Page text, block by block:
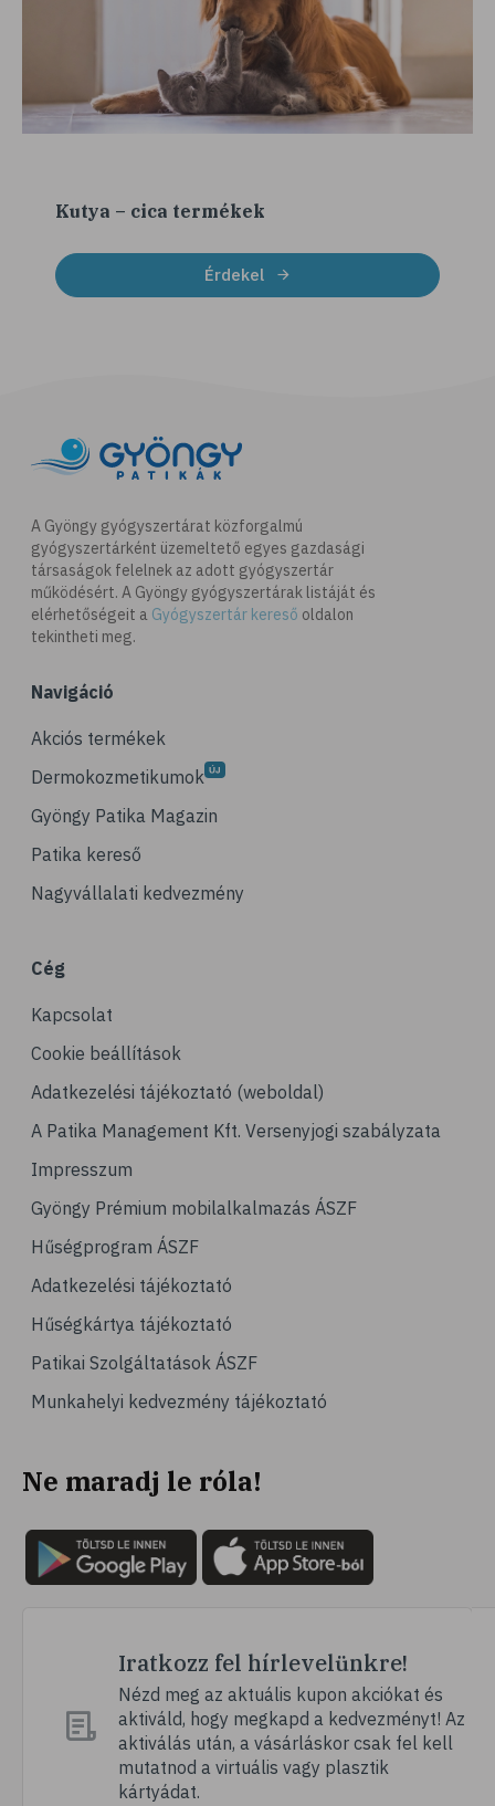
Kutya – cica termékek
Érdekel
A Gyöngy gyógyszertárat közforgalmú
gyógyszertárként üzemeltető egyes gazdasági
társaságok felelnek az adott gyógyszertár
működésért. A Gyöngy gyógyszertárak listáját és
elérhetőségeit a Gyógyszertár kereső oldalon
tekintheti meg.
Navigáció
Akciós termékek
Dermokozmetikumok
Gyöngy Patika Magazin
Patika kereső
Nagyvállalati kedvezmény
Cég
Kapcsolat
Cookie beállítások
Adatkezelési tájékoztató (weboldal)
A Patika Management Kft. Versenyjogi szabályzata
Impresszum
Gyöngy Prémium mobilalkalmazás ÁSZF
Hűségprogram ÁSZF
Adatkezelési tájékoztató
Hűségkártya tájékoztató
Patikai Szolgáltatások ÁSZF
Munkahelyi kedvezmény tájékoztató
Ne maradj le róla!
Iratkozz fel hírlevelünkre!
Nézd meg az aktuális kupon akciókat és
aktiváld, hogy megkapd a kedvezményt! Az
aktiválás után, a vásárláskor csak fel kell
mutatnod a virtuális vagy plasztik
kártyádat.